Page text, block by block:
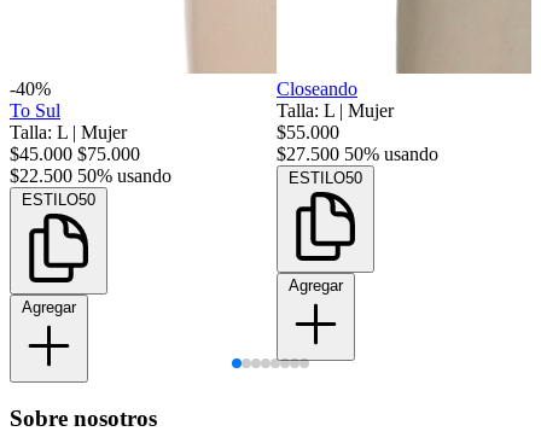
-40%
To Sul
Talla: L | Mujer
$45.000 $75.000
$22.500 50% usando
ESTILO50
Agregar
Closeando
Talla: L | Mujer
$55.000
$27.500 50% usando
ESTILO50
Agregar
Sobre nosotros